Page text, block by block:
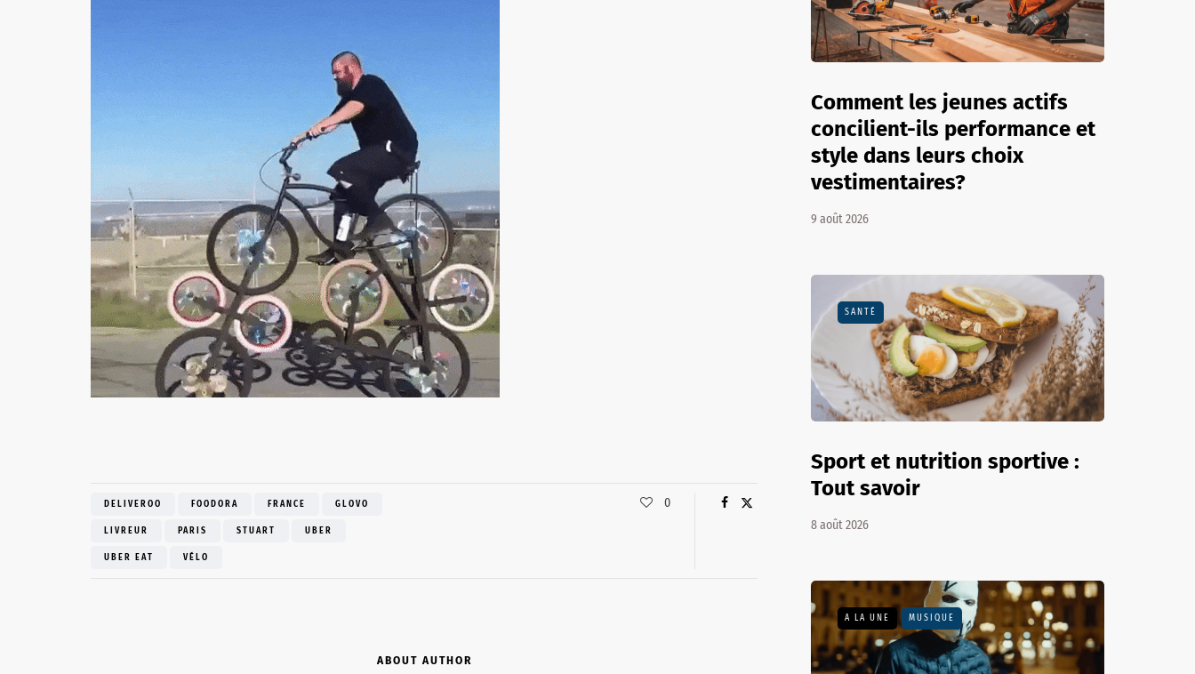
DELIVEROO FOODORA FRANCE GLOVO
LIVREUR PARIS STUART UBER
UBER EAT VÉLO
0
ABOUT AUTHOR
Comment les jeunes actifs
concilient-ils performance et
style dans leurs choix
vestimentaires?
9 août 2026
SANTÉ
Sport et nutrition sportive :
Tout savoir
8 août 2026
A LA UNE MUSIQUE